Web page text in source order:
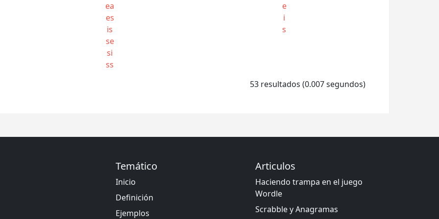
ea
es
is
se
si
ss
e
i
s
53 resultados (0.007 segundos)
Temático
Inicio
Definición
Ejemplos
Articulos
Haciendo trampa en el juego
Wordle
Scrabble y Anagramas